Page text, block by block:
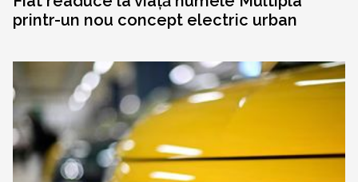
printr-un nou concept electric urban